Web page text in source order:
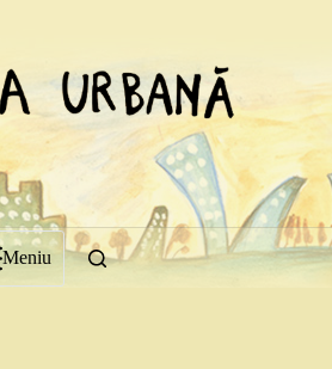
Meniu